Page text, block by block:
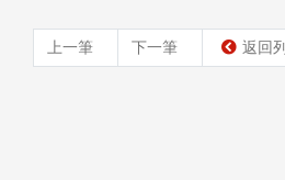
上一筆 下一筆 返回